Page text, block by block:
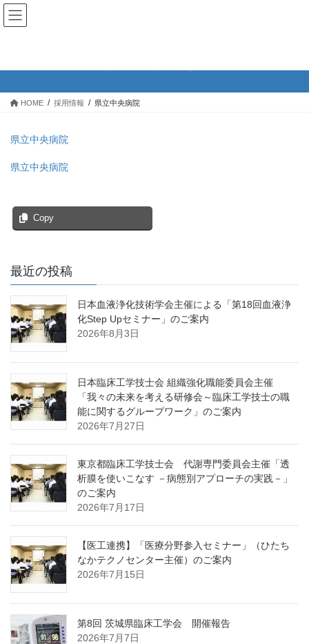
コ
ン
ス
ナ
ビ
ン
HOME 採用情報 県立中央病院
県立中央病院
県立中央病院
Copy
最近の投稿
日本血液浄化技術学会主催による「第18回血液浄
化Step Upセミナー」のご案内
2026年8月3日
日本臨床工学技士会 組織強化職能委員会主催
「我々の未来を考える研修会～臨床工学技士の職
能に関するグループワーク」のご案内
2026年7月27日
東京都臨床工学技士会 代謝専門委員会主催「透
析膜を使いこなす －病態別アプローチの実践－」
のご案内
2026年7月17日
【医工連携】「医療分野参入セミナー」（ひたち
なかテクノセンター主催）のご案内
2026年7月15日
第8回 茨城県臨床工学会 開催報告
2026年7月7日